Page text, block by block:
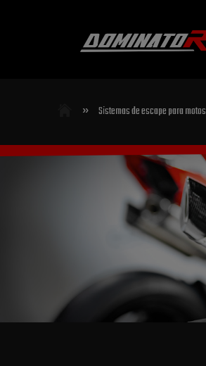
» Sistemas de escape para motos